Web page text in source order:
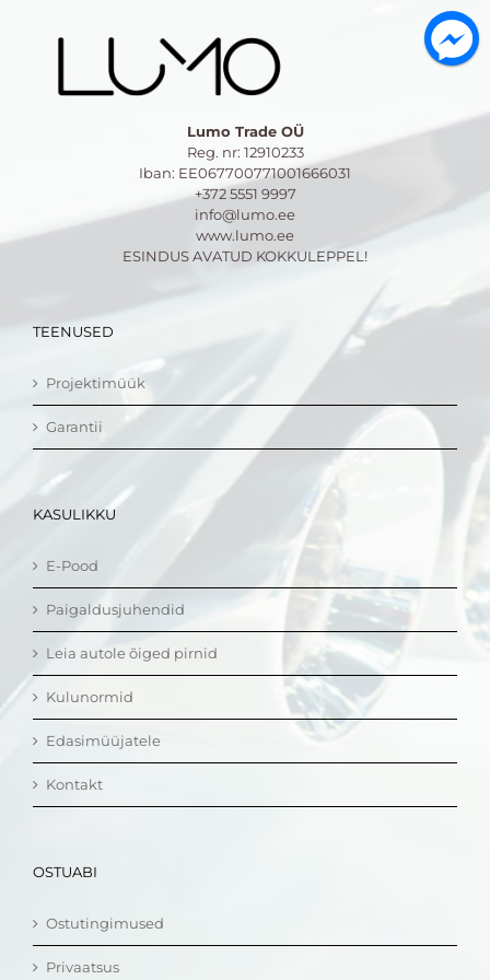
Lumo Trade OÜ
Reg. nr: 12910233
Iban: EE067700771001666031
+372 5551 9997
info@lumo.ee
www.lumo.ee
ESINDUS AVATUD KOKKULEPPEL!
TEENUSED
Projektimüük
Garantii
KASULIKKU
E-Pood
Paigaldusjuhendid
Leia autole õiged pirnid
Kulunormid
Edasimüüjatele
Kontakt
OSTUABI
Ostutingimused
Privaatsus